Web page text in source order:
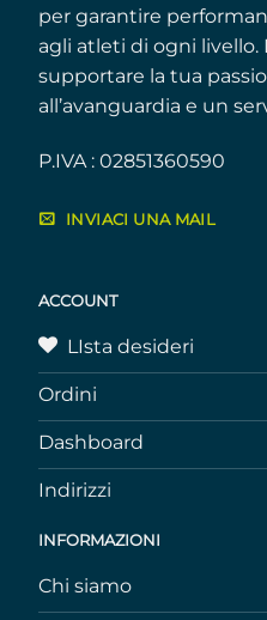
per garantire
agli atleti di ogni livello.
supportare la tua
all’avanguardia e un
P.IVA : 02851360590
INVIACI UNA MAIL
ACCOUNT
LIsta desideri
Ordini
Dashboard
Indirizzi
INFORMAZIONI
Chi siamo